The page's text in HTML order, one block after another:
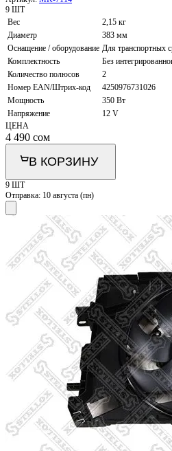
9 ШТ
Вес
2,15 кг
Диаметр
383 мм
Оснащение / оборудование Для транспортных
Комплектность
Без
Количество полюсов
2
Номер EAN/Штрих-код
4250976731026
Мощность
350 Вт
Напряжение
12 V
ЦЕНА
4 490 сом
В КОРЗИНУ
9 ШТ
Отправка: 10 августа (пн)